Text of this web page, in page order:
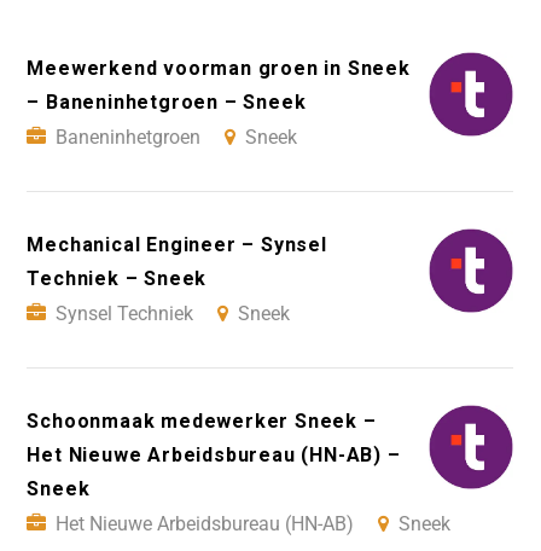
Meewerkend voorman groen in Sneek
– Baneninhetgroen – Sneek
Baneninhetgroen
Sneek
Mechanical Engineer – Synsel
Techniek – Sneek
Synsel Techniek
Sneek
Schoonmaak medewerker Sneek –
Het Nieuwe Arbeidsbureau (HN-AB) –
Sneek
Het Nieuwe Arbeidsbureau (HN-AB)
Sneek